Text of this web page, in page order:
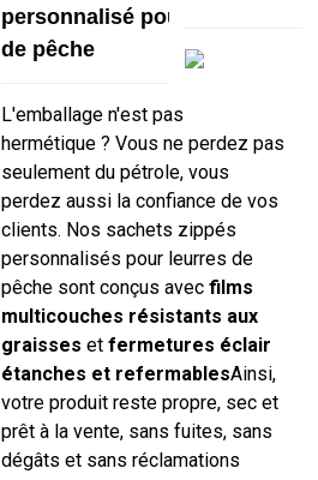
personnalisé pour leurres
de pêche
L'emballage n'est pas
hermétique ? Vous ne perdez pas
seulement du pétrole, vous
perdez aussi la confiance de vos
clients. Nos sachets zippés
personnalisés pour leurres de
pêche sont conçus avec films
multicouches résistants aux
graisses et fermetures éclair
étanches et refermablesAinsi,
votre produit reste propre, sec et
prêt à la vente, sans fuites, sans
dégâts et sans réclamations